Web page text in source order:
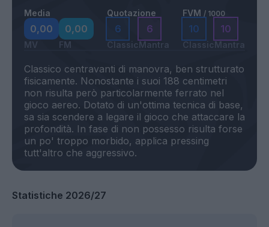
Media
0,00
MV
0,00
FM
Quotazione
6
Classic
6
Mantra
FVM / 1000
10
Classic
10
Mantra
Classico centravanti di manovra, ben strutturato
fisicamente. Nonostante i suoi 188 centimetri
non risulta però particolarmente ferrato nel
gioco aereo. Dotato di un'ottima tecnica di base,
sa sia scendere a legare il gioco che attaccare la
profondità. In fase di non possesso risulta forse
un po' troppo morbido, applica pressing
Statistiche 2026/27